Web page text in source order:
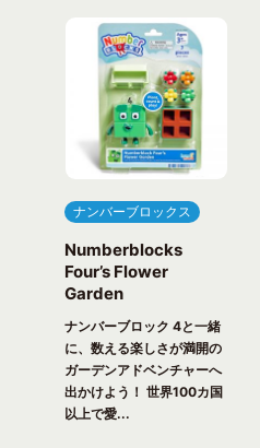
ナンバーブロックス
Numberblocks
Four’s Flower
Garden
ナンバーブロック 4と一緒
に、数える楽しさが満開の
ガーデンアドベンチャーへ
出かけよう！ 世界100カ国
以上で愛...